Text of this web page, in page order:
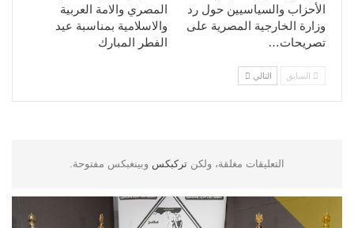
المصري والامة العربية
والاسلامية بمناسبة عيد
الفطر المبارك
الأحزاب والسياسيين حول رد
وزارة الخارجية المصرية على
تصريحات…
السابق التالي
التعليقات مغلقة، ولكن تركبكس وبينغبكس مفتوحة.